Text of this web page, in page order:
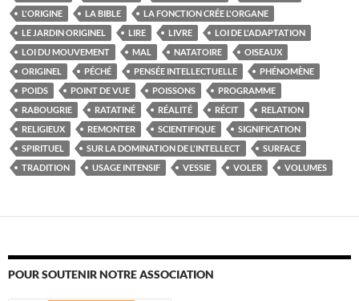
L'ORIGINE
LA BIBLE
LA FONCTION CRÉE L'ORGANE
LE JARDIN ORIGINEL
LIRE LIVRE
LOI DE L'ADAPTATION
LOI DU MOUVEMENT
MAL NATATOIRE
OISEAUX
ORIGINEL
PÉCHÉ PENSÉE INTELLECTUELLE
PHÉNOMÈNE
POIDS
POINT DE VUE POISSONS
PROGRAMME
RABOUGRIE
RATATINÉ RÉALITÉ RÉCIT
RELATION
RELIGIEUX
REMONTER SCIENTIFIQUE
SIGNIFICATION
SPIRITUEL
SUR LA DOMINATION DE L'INTELLECT
SURFACE
TRADITION
USAGE INTENSIF VESSIE VOLER VOLUMES
POUR SOUTENIR NOTRE ASSOCIATION